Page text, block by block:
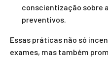
conscientização sobre
preventivos.
Essas práticas não só
exames, mas também